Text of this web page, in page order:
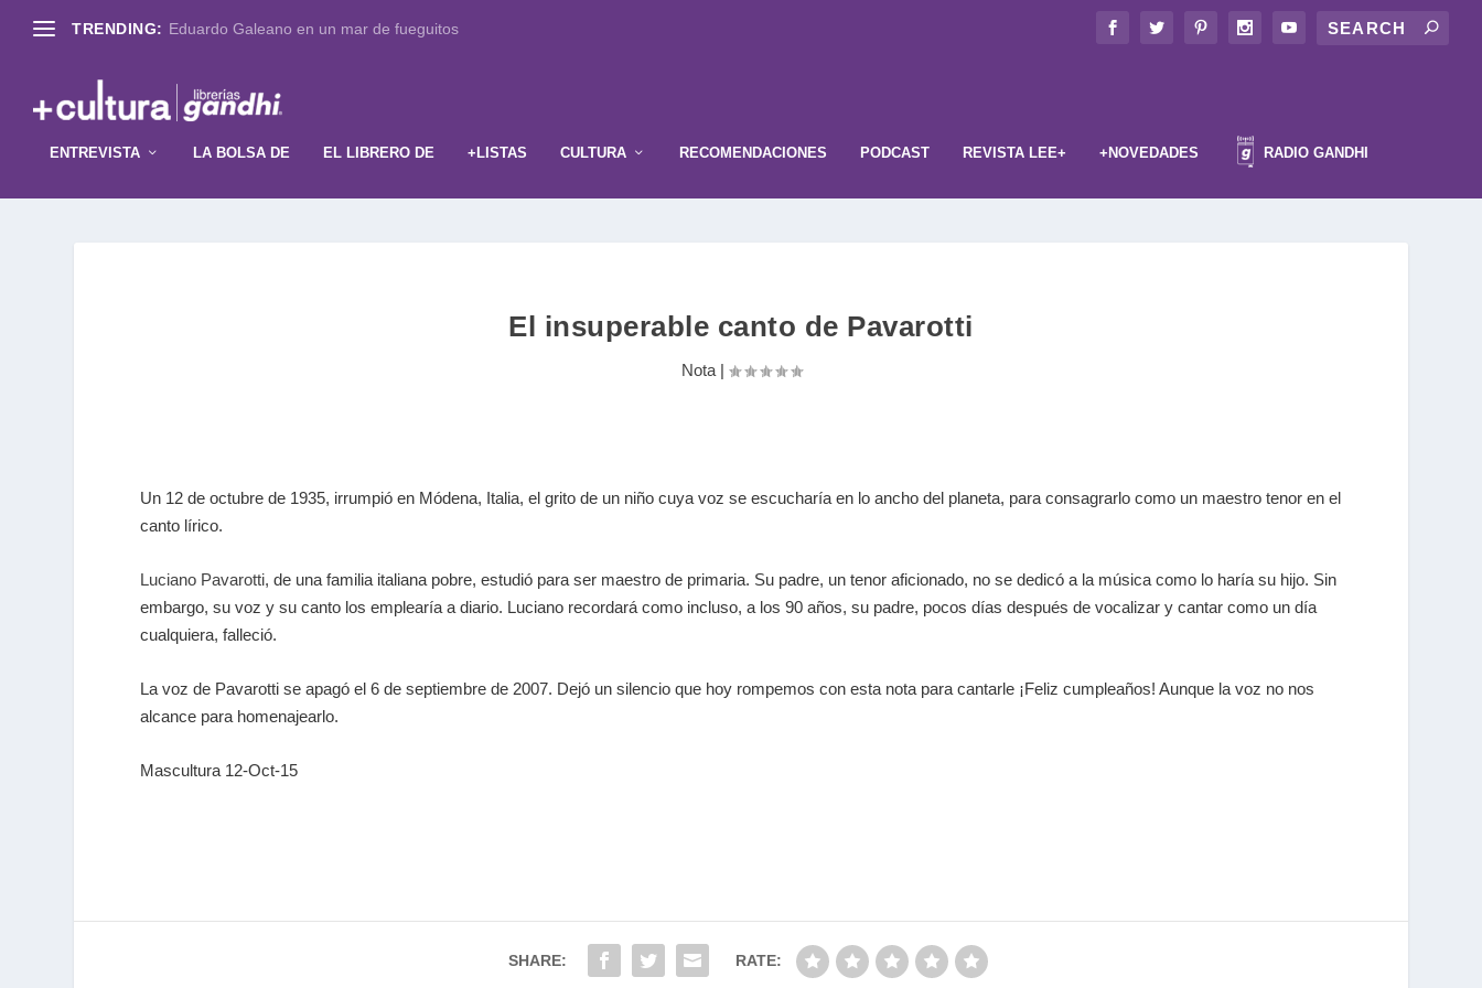
TRENDING: Eduardo Galeano en un mar de fueguitos
ENTREVISTA LA BOLSA DE EL LIBRERO DE +LISTAS CULTURA RECOMENDACIONES PODCAST REVISTA LEE+ +NOVEDADES RADIO GANDHI
El insuperable canto de Pavarotti
Nota|
Un 12 de octubre de 1935, irrumpió en Módena, Italia, el grito de un niño cuya voz se escucharía en lo ancho del planeta, para consagrarlo como un maestro tenor en el
canto lírico.
Luciano Pavarotti, de una familia italiana pobre, estudió para ser maestro de primaria. Su padre, un tenor aficionado, no se dedicó a la música como lo haría su hijo. Sin
embargo, su voz y su canto los emplearía a diario. Luciano recordará como incluso, a los 90 años, su padre, pocos días después de vocalizar y cantar como un día
cualquiera, falleció.
La voz de Pavarotti se apagó el 6 de septiembre de 2007. Dejó un silencio que hoy rompemos con esta nota para cantarle ¡Feliz cumpleaños! Aunque la voz no nos
alcance para homenajearlo.
Mascultura 12-Oct-15
SHARE: RATE: